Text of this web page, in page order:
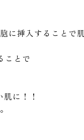
に挿入することで
ことで
に！！